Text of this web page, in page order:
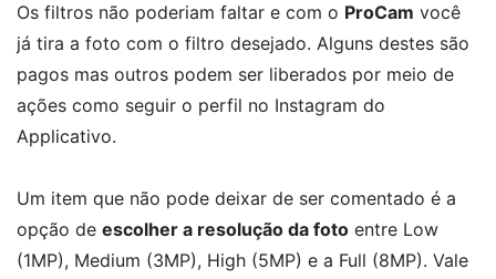
Os filtros não poderiam faltar e com o ProCam você
já tira a foto com o filtro desejado. Alguns destes são
pagos mas outros podem ser liberados por meio de
ações como seguir o perfil no Instagram do
Applicativo.
Um item que não pode deixar de ser comentado é a
opção de escolher a resolução da foto entre Low
(1MP), Medium (3MP), High (5MP) e a Full (8MP). Vale